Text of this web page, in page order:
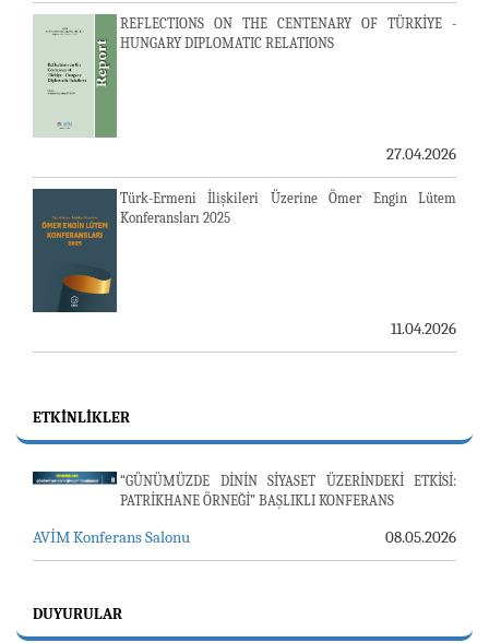
REFLECTIONS ON THE CENTENARY OF TÜRKİYE -
HUNGARY DIPLOMATIC RELATIONS
27.04.2026
Türk-Ermeni İlişkileri Üzerine Ömer Engin Lütem
Konferansları 2025
11.04.2026
ETKINLIKLER
“GÜNÜMÜZDE DİNİN SİYASET ÜZERİNDEKİ ETKİSİ:
PATRİKHANE ÖRNEĞİ” BAŞLIKLI KONFERANS
AVİM Konferans Salonu 08.05.2026
DUYURULAR
23-24 TEMMUZ SUNUCU SORUNU VE AVİM GÜNLÜK
BÜLTEN